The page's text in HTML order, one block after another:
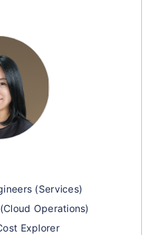
(Services)
Operations)
Explorer